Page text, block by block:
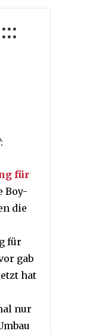
für
Boy-
die
für
gab
hat
nur